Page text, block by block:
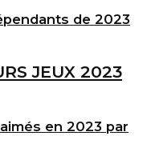
de 2023
en 2023 par